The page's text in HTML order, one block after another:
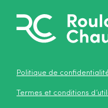
Politique de
Termes et conditions